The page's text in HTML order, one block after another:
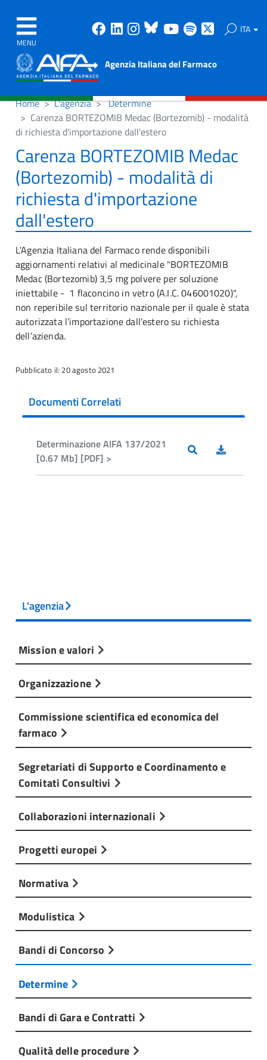
MENU
Facebook
Linkedin
Instagram
Bluesky
Youtube
Spotify ITA
Agenzia Italiana del Farmaco
Home L'agenzia
Determine
Carenza BORTEZOMIB Medac (Bortezomib) - modalità
di richiesta d'importazione dall'estero
Carenza BORTEZOMIB Medac
(Bortezomib) - modalità di
richiesta d'importazione
dall'estero
L'Agenzia Italiana del Farmaco rende disponibili
aggiornamenti relativi al medicinale "BORTEZOMIB
Medac (Bortezomib) 3,5 mg polvere per soluzione
iniettabile - 1 flaconcino in vetro (A.I.C. 046001020)",
non reperibile sul territorio nazionale per il quale è stata
autorizzata l’importazione dall’estero su richiesta
dell’azienda.
Pubblicato il: 20 agosto 2021
Documenti Correlati
Determinazione AIFA 137/2021
[0.67 Mb] [PDF] >
L'agenzia
Mission e valori
Organizzazione
Commissione scientifica ed economica del
farmaco
Segretariati di Supporto e Coordinamento e
Comitati Consultivi
Collaborazioni internazionali
Progetti europei
Normativa
Modulistica
Bandi di Concorso
Determine
Bandi di Gara e Contratti
Qualità delle procedure